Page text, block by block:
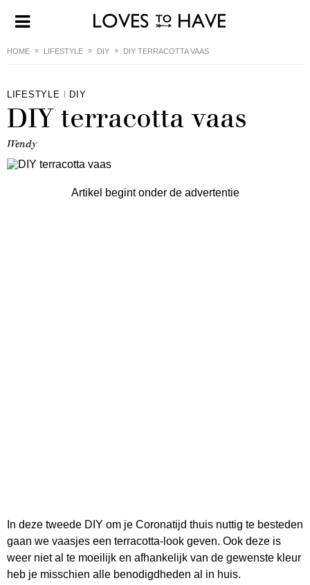
HOME LIFESTYLE DIY DIY TERRACOTTA VAAS
LIFESTYLE DIY
DIY terracotta vaas
Wendy
Artikel begint onder de advertentie
In deze tweede DIY om je Coronatijd thuis nuttig te besteden
gaan we vaasjes een terracotta-look geven. Ook deze is
weer niet al te moeilijk en afhankelijk van de gewenste kleur
heb je misschien alle benodigdheden al in huis.